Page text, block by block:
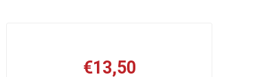
€13,50